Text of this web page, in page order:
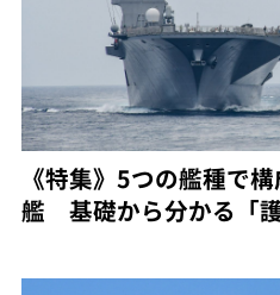
《特集》5つの艦種で
艦 基礎から分かる「